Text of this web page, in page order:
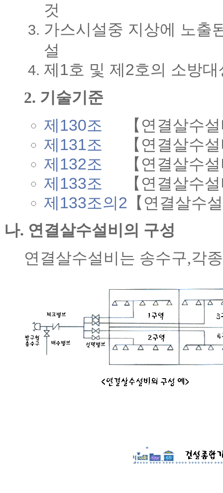
것
가스시설중 지상에 노출
설
제1호 및 제2호의 소방
2. 기술기준
제130조
【연결살수
제131조
【연결살수
제132조
【연결살수
제133조
【연결살수
제133조의2 【 연결살수
나. 연결살수설비의 구성
연결살수설비는 송수구,각